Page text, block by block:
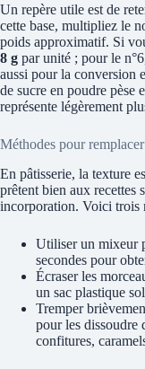
Un repère utile est de
cette base, multipliez le
poids approximatif. Si
8 g par unité ; pour le
aussi pour la conversion
de sucre en poudre pèse
représente légèrement
Méthodes pour
En pâtisserie, la texture
prêtent bien aux recettes
incorporation. Voici trois
Utiliser un mixeur
secondes pour
Écraser les
un sac plastique
Tremper
pour les dissoudre
confitures,